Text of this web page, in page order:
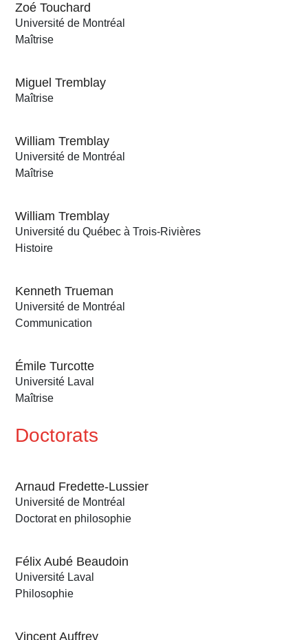
Zoé Touchard
Université de Montréal
Maîtrise
Miguel Tremblay
Maîtrise
William Tremblay
Université de Montréal
Maîtrise
William Tremblay
Université du Québec à Trois-Rivières
Histoire
Kenneth Trueman
Université de Montréal
Communication
Émile Turcotte
Université Laval
Maîtrise
Doctorats
Arnaud Fredette-Lussier
Université de Montréal
Doctorat en philosophie
Félix Aubé Beaudoin
Université Laval
Philosophie
Vincent Auffrey